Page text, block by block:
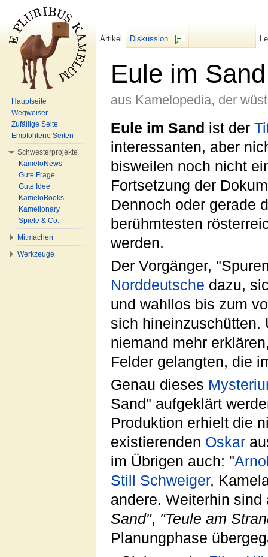
Eule im Sand
aus Kamelopedia, der
Eule im Sand ist der
interessanten, aber
bisweilen noch nicht
Fortsetzung der
Dennoch oder gerade
berühmtesten
werden.
Der Vorgänger,
Norddeutsche dazu,
und wahllos bis zum
sich
niemand mehr
Felder gelangten, die
Genau dieses
Sand" aufgeklärt
Produktion erhielt die
existierenden Oskar
im Übrigen auch: "
Still Schweiger,
andere. Weiterhin
Sand", "Teule am
Planungphase
Artikel
Diskussion
Hauptseite
Wegweiser
Zufällige Seite
Empfohlene Seiten
Schwesterprojekte
KameloNews
Gute Frage
Gute Idee
KameloBooks
Kamelionary
Spiele & Co.
Mitmachen
Werkzeuge